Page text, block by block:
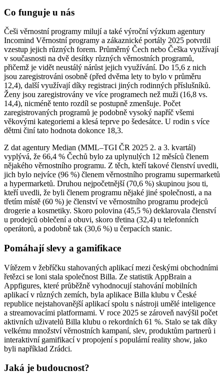
Co funguje u nás
Češi věrnostní programy milují a také výroční výzkum agentury
Incomind Věrnostní programy a zákaznické portály 2025 potvrdil
vzestup jejich různých forem. Průměrný Čech nebo Češka využívají
v současnosti na dvě desítky různých věrnostních programů,
přičemž je vidět neustálý nárůst jejich využívání. Do 15,6 z nich
jsou zaregistrováni osobně (před dvěma lety to bylo v průměru
12,4), další využívají díky registraci jiných rodinných příslušníků.
Ženy jsou zaregistrovány ve více programech než muži (16,8 vs.
14,4), nicméně tento rozdíl se postupně zmenšuje. Počet
zaregistrovaných programů je podobně vysoký napříč všemi
věkovými kategoriemi a klesá teprve po šedesátce. U rodin s více
dětmi činí tato hodnota dokonce 18,3.
Z dat agentury Median (MML–TGI ČR 2025 2. a 3. kvartál)
vyplývá, že 66,4 % Čechů bylo za uplynulých 12 měsíců členem
nějakého věrnostního programu. Z těch, kteří takové členství uvedli,
jich bylo nejvíce (96 %) členem věrnostního programu supermarketů
a hypermarketů. Druhou nejpočetnější (70,6 %) skupinou jsou ti,
kteří uvedli, že byli členem programu nějaké jiné společnosti, a na
třetím místě (60 %) je členství ve věrnostního programu prodejců
drogerie a kosmetiky. Skoro polovina (45,5 %) deklarovala členství
u prodejců oblečení a obuvi, skoro třetina (32,4) u telefonních
operátorů, a podobně tak (30,6 %) u čerpacích stanic.
Pomáhají slevy a gamifikace
Vítězem v žebříčku stahovaných aplikací mezi českými obchodními
řetězci se loni stala společnost Billa. Ze statistik AppBrain a
Appfigures, které průběžně vyhodnocují stahování mobilních
aplikací v různých zemích, byla aplikace Billa klubu v České
republice nejstahovanější aplikací spolu s nástroji umělé inteligence
a streamovacími platformami. V roce 2025 se zároveň navýšil počet
aktivních uživatelů Billa klubu o rekordních 61 %. Stalo se tak díky
velkému množství věrnostních kampaní, slev, produktům partnerů i
interaktivní gamifikací v propojení s populární reality show, jako
byli například Zrádci.
Jaká je budoucnost?